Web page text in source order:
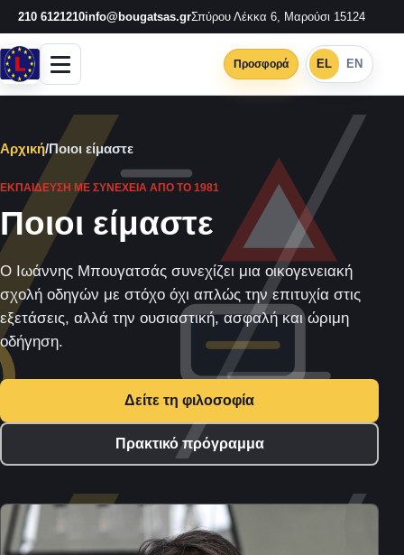
210 6121210info@bougatsas.grΣπύρου Λέκκα 6, Μαρούσι 15124
Προσφορά EL EN
Αρχική/Ποιοι είμαστε
ΕΚΠΑΊΔΕΥΣΗ ΜΕ ΣΥΝΈΧΕΙΑ ΑΠΌ ΤΟ 1981
Ποιοι είμαστε
Ο Ιωάννης Μπουγατσάς συνεχίζει μια οικογενειακή
σχολή οδηγών με στόχο όχι απλώς την επιτυχία στις
εξετάσεις, αλλά την ουσιαστική, ασφαλή και ώριμη
οδήγηση.
Δείτε τη φιλοσοφία
Πρακτικό πρόγραμμα